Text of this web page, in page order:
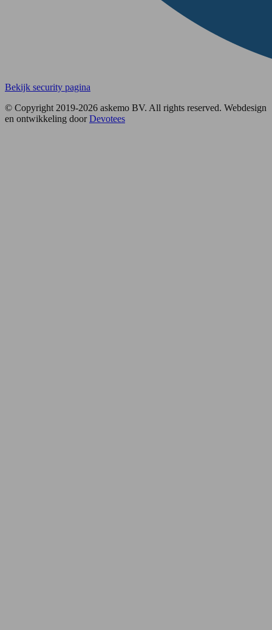
Bekijk security pagina
© Copyright 2019-2026 askemo BV. All rights reserved. Webdesign
en ontwikkeling doorDevotees